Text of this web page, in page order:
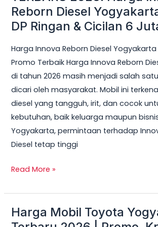
Reborn Diesel
DP Ringan & Cicilan 6
Harga Innova Reborn Diesel
Promo Terbaik Harga Innova Reborn
di tahun 2026 masih menjadi salah
dicari oleh masyarakat. Mobil ini
diesel yang tangguh, irit, dan cocok
kebutuhan, baik keluarga maupun
Yogyakarta, permintaan terhadap
Diesel tetap tinggi
Cicilan
6
Read More »
Harga Mobil Toyota
Harga
Mobil